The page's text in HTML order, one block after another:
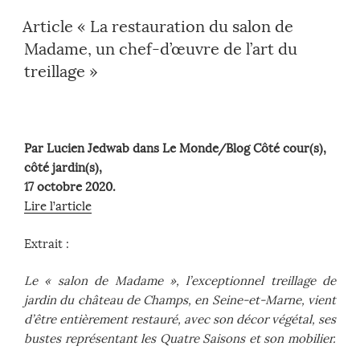
Article « La restauration du salon de
Madame, un chef-d’œuvre de l’art du
treillage »
Par Lucien Jedwab dans Le Monde/Blog Côté cour(s),
côté jardin(s),
17 octobre 2020.
Lire l’article
Extrait :
Le « salon de Madame », l’exceptionnel treillage de
jardin du château de Champs, en Seine-et-Marne, vient
d’être entièrement restauré, avec son décor végétal, ses
bustes représentant les Quatre Saisons et son mobilier.